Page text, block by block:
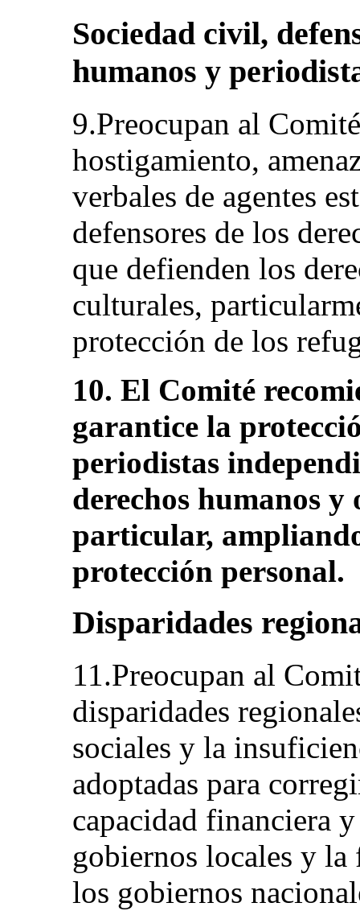
Sociedad civil,
humanos y
9.Preocupan al
hostigamiento,
verbales de agentes
defensores de los
que defienden los
culturales,
protección de los
10. El Comité
garantice la
periodistas
derechos humanos y
particular,
protección personal.
Disparidades
11.Preocupan al
disparidades
sociales y la
adoptadas para
capacidad financiera
gobiernos locales y
los gobiernos